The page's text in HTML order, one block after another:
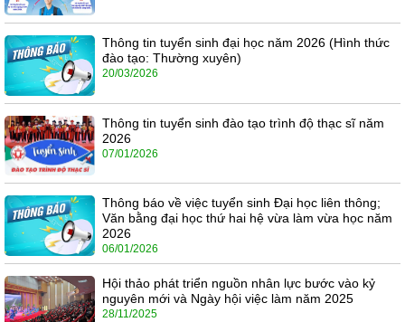
Thông tin tuyển sinh đại học năm 2026 (Hình thức
đào tạo: Thường xuyên)
20/03/2026
Thông tin tuyển sinh đào tạo trình độ thạc sĩ năm
2026
07/01/2026
Thông báo về việc tuyển sinh Đại học liên thông;
Văn bằng đại học thứ hai hệ vừa làm vừa học năm
2026
06/01/2026
Hội thảo phát triển nguồn nhân lực bước vào kỷ
nguyên mới và Ngày hội việc làm năm 2025
28/11/2025